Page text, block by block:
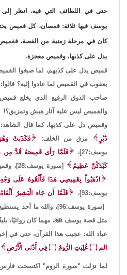
حتى في اللطائف التي فيه، انظر إلى
يوسف فيها ثلاثة: قمصان، كل قميص
كان في مرحلة زمنية من القصة،
يدل على كذبها، وقميص معجزة.
قميص يدل على كذبهم، لما صبغوا
يعقوب في القميص لما عادوا إليه؟
صاحب الذوق الرفيع الذي يخلع
والقميص ليس عليه آثار هبش وتمزيق؟!
وقميص دل على كذبها، كما قال الشاهد:
دُبُرٍ
مزق من الخلف: فَكَذَبَتْ
يوسف:27]،
فَلَمَّا رَأَى قَمِيصَهُ قُدَّ مِن
كَيْدَكُنَّ عَظِيمٌ
[سورة يوسف:28]، وقميص ثالث: قميص المعجزة:
اذْهَبُواْ بِقَمِيصِي هَذَا فَأَلْقُوهُ عَلَى
يوسف:93]،
فَلَمَّا أَن جَاء الْبَشِيرُ
[سورة يوسف:96]،
والله ما أحد
مثل قصة يوسف ، مهما كان روائيًا،
عباد الله: عجيب هذا القرآن، حتى في
الم ۝ غُلِبَتِ الرُّومُ ۝ فِي أَدْنَى الْأَرْضِ
لما نزلت "سورة الروم" اكتسحت فارس